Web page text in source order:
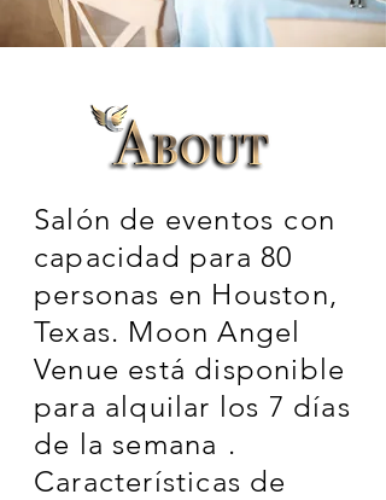
Salón de eventos con
capacidad para 80
personas en Houston,
Texas. Moon Angel
Venue está disponible
para alquilar los 7 días
de la semana .
Características de